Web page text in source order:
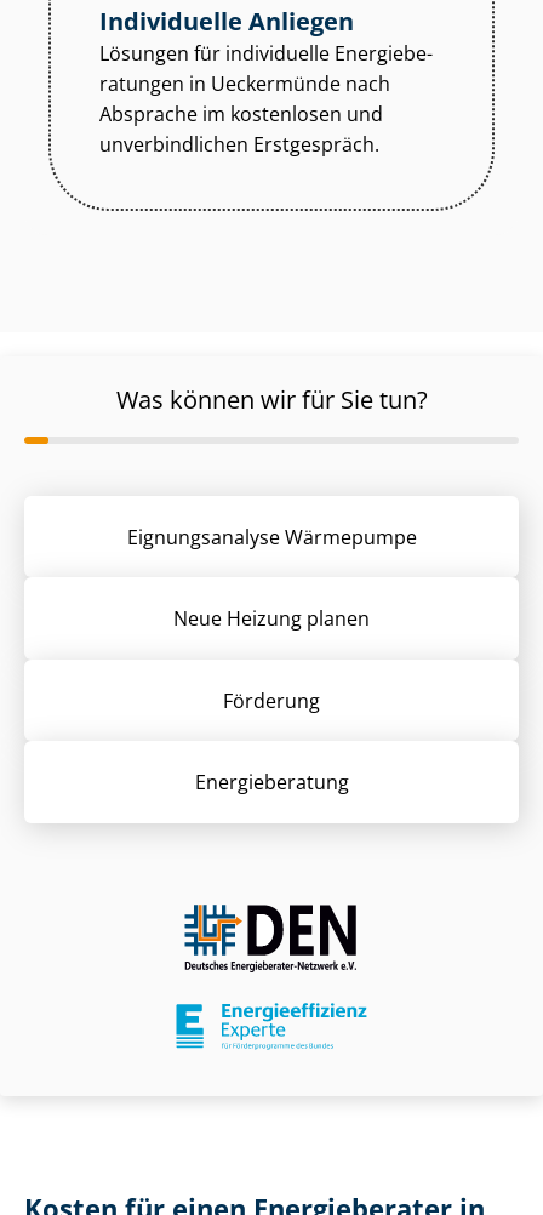
Individuelle Anliegen
Lösungen für individuelle En­er­gie­be­
ra­tun­gen in Ueckermünde nach
Absprache im kostenlosen und
unverbindlichen Erstgespräch.
Was können wir für Sie tun?
Eignungsanalyse Wärmepumpe
Neue Heizung planen
Förderung
Energieberatung